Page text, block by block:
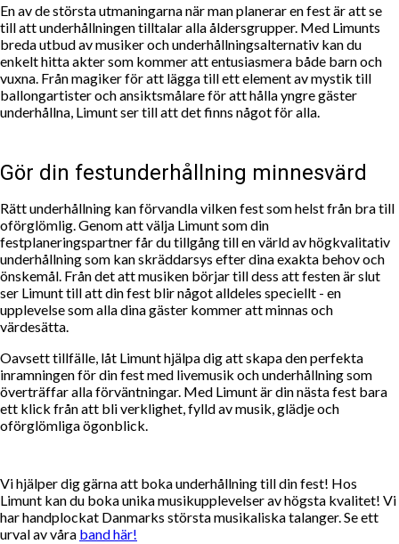
En av de största utmaningarna när man planerar en fest är att se
till att underhållningen tilltalar alla åldersgrupper. Med Limunts
breda utbud av musiker och underhållningsalternativ kan du
enkelt hitta akter som kommer att entusiasmera både barn och
vuxna. Från magiker för att lägga till ett element av mystik till
ballongartister och ansiktsmålare för att hålla yngre gäster
underhållna, Limunt ser till att det finns något för alla.
Gör din festunderhållning minnesvärd
Rätt underhållning kan förvandla vilken fest som helst från bra till
oförglömlig. Genom att välja Limunt som din
festplaneringspartner får du tillgång till en värld av högkvalitativ
underhållning som kan skräddarsys efter dina exakta behov och
önskemål. Från det att musiken börjar till dess att festen är slut
ser Limunt till att din fest blir något alldeles speciellt - en
upplevelse som alla dina gäster kommer att minnas och
värdesätta.
Oavsett tillfälle, låt Limunt hjälpa dig att skapa den perfekta
inramningen för din fest med livemusik och underhållning som
överträffar alla förväntningar. Med Limunt är din nästa fest bara
ett klick från att bli verklighet, fylld av musik, glädje och
oförglömliga ögonblick.
Vi hjälper dig gärna att boka underhållning till din fest! Hos
Limunt kan du boka unika musikupplevelser av högsta kvalitet! Vi
har handplockat Danmarks största musikaliska talanger. Se ett
urval av våra band här!